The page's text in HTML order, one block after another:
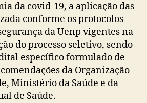
da covid-19, a aplicação das
conforme os protocolos
da Uenp vigentes na
do processo seletivo, sendo
específico formulado de
da Organização
Ministério da Saúde e da
de Saúde.